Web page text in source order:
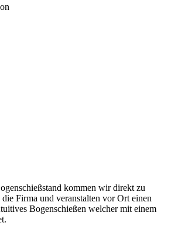
kommen wir direkt zu
Firma und veranstalten vor Ort einen
Bogenschießen welcher mit einem